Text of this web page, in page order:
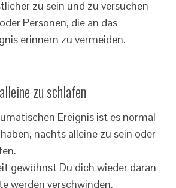
zu sein und zu versuchen
Personen, die an das
erinnern zu vermeiden.
zu schlafen
Ereignis ist es normal
nachts alleine zu sein oder
gewöhnst Du dich wieder daran
werden verschwinden.